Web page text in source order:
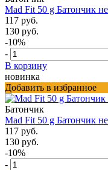
Mad Fit 50 g Батончик
117 руб.
130 руб.
-10%
-
В корзину
новинка
Добавить в избранное
Батончик
Mad Fit 50 g Батончик
117 руб.
130 руб.
-10%
-